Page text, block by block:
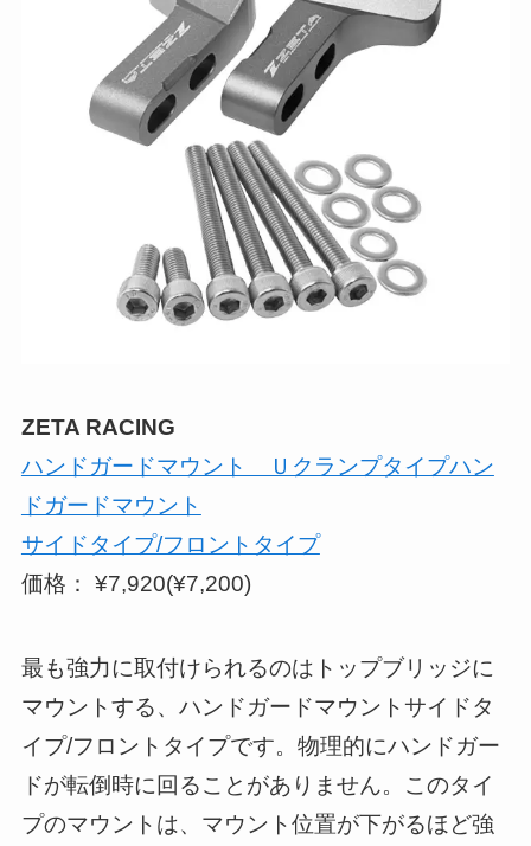
ZETA RACING
ハンドガードマウント Ｕクランプタイプハン
ドガードマウント
サイドタイプ/フロントタイプ
価格： ¥7,920(¥7,200)
最も強力に取付けられるのはトップブリッジに
マウントする、ハンドガードマウントサイドタ
イプ/フロントタイプです。物理的にハンドガー
ドが転倒時に回ることがありません。このタイ
プのマウントは、マウント位置が下がるほど強